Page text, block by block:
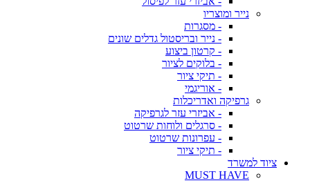
נייר ומוצריו
- מסגרות
- נייר ובריסטול גדלים שונים
- קרטון ביצוע
- בלוקים לציור
- תיקי ציור
- אוריגמי
גרפיקה ואדריכלות
- אביזרי עזר לגרפיקה
- סרגלים ולוחות שרטוט
- עפרונות שרטוט
- תיקי ציור
ציוד למשרד
MUST HAVE